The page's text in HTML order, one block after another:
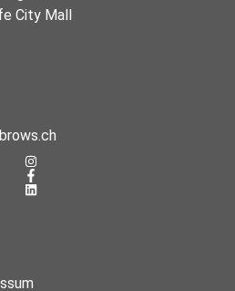
City Mall